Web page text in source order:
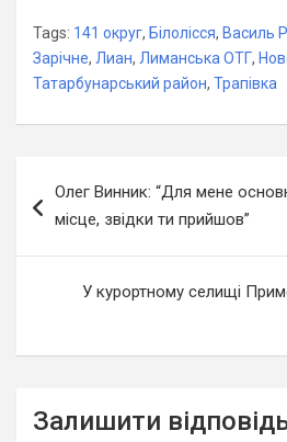
Tags: 141 округ, Білолісся, Василь
Зарічне, Лиан, Лиманська ОТГ,
Татарбунарський район, Трапівка
записів
Олег Винник: “Для мене
місце, звідки ти прийшов”
У курортному селищі
Залишити